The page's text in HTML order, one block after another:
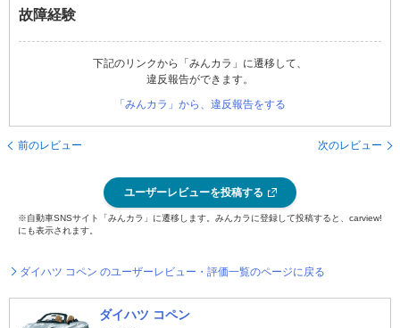
故障経験
下記のリンクから「みんカラ」に遷移して、
違反報告ができます。
「みんカラ」から、違反報告をする
前のレビュー 次のレビュー
ユーザーレビューを投稿する
※自動車SNSサイト「みんカラ」に遷移します。みんカラに登録して投稿すると、carview!
にも表示されます。
ダイハツ コペン のユーザーレビュー・評価一覧のページに戻る
ダイハツ コペン